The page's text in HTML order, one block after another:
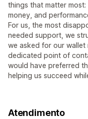
things that matter
money, and
For us, the most
needed support, we
we asked for our wallet
dedicated point of
would have preferred
helping us succeed
Atendimento